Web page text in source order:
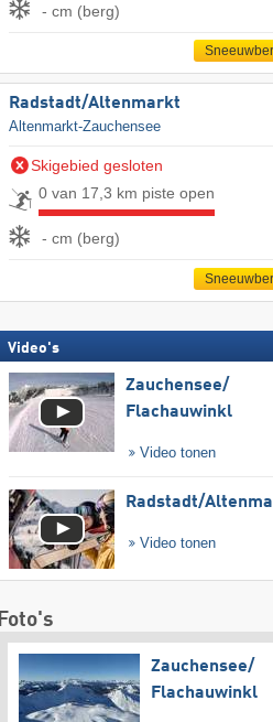
- cm (berg)
Radstadt/​Altenmarkt
Altenmarkt-Zauchensee
Skigebied gesloten
0 van 17,3 km piste open
- cm (berg)
Video's
Zauchensee/​
Flachauwinkl
Video tonen
Radstadt/​
Video tonen
Foto's
Zauchensee/​
Flachauwinkl